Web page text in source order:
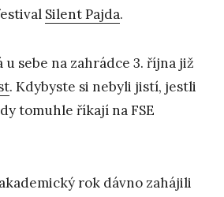
Silent Pajda.
u sebe na zahrádce 3. října již
. Kdybyste si nebyli jistí, jestli
tomuhle říkají na FSE
rok dávno zahájili